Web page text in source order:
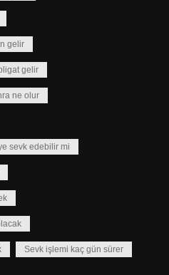
gelir
gelir
ne olur
sevk edebilir mi
Sevk işlemi kaç gün sürer